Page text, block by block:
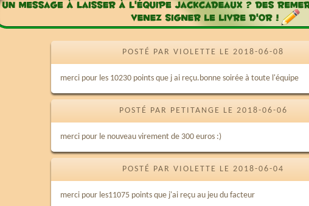
POSTÉ PAR VIOLETTE LE 2018-06-08
merci pour les 10230 points que j ai reçu.bonne soirée à toute l'équipe
POSTÉ PAR PETITANGE LE 2018-06-06
merci pour le nouveau virement de 300 euros :)
POSTÉ PAR VIOLETTE LE 2018-06-04
merci pour les11075 points que j'ai reçu au jeu du facteur